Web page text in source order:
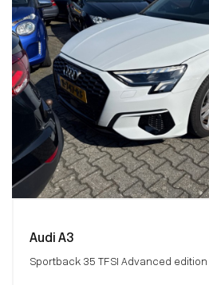
Audi A3
Sportback 35 TFSI Advanced edition